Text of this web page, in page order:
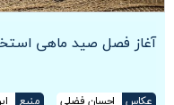
آغاز فصل صید ماهی
عکاس احسان فضلی منبع